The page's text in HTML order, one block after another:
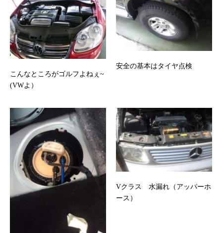
こんなところがゴルフよねぇ~
(VWよ）
安全の基本はタイヤ点検
Vクラス 水漏れ（アッパーホ
ース）